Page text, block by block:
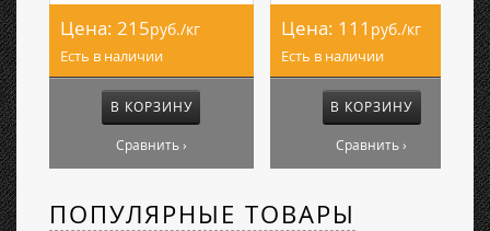
Цена: 215руб./кг
Есть в наличии
В КОРЗИНУ
Сравнить ›
Цена: 111 руб./кг
Есть в наличии
В КОРЗИНУ
Сравнить ›
ПОПУЛЯРНЫЕ ТОВАРЫ